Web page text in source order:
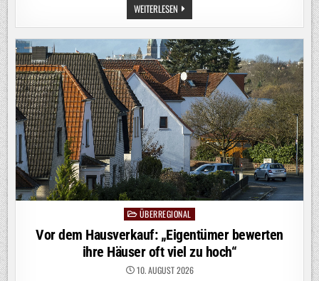
WEITERLESEN KOLUMNE
„RICHTIG
ESSEN“:
AUF
DIESE
ZWEI
LEBENSMITTEL
SOLLTE
MAN
GANZ
VERZICHTEN
Posted
in
ÜBERREGIONAL
Vor dem Hausverkauf: „Eigentümer bewerten
ihre Häuser oft viel zu hoch“
10. AUGUST 2026